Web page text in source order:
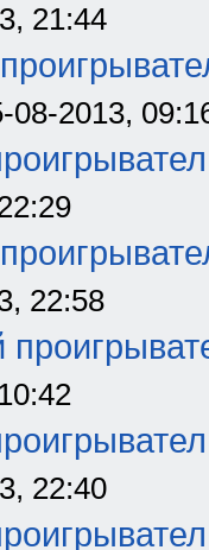
21:44
08-2013,
22:58
22:40